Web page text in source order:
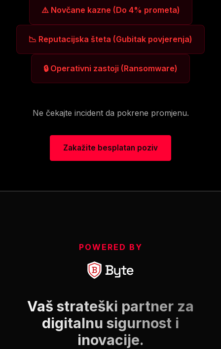
⚠️ Novčane kazne (Do 4% prometa)
📉 Reputacijska šteta (Gubitak povjerenja)
🔒 Operativni zastoji (Ransomware)
Ne čekajte incident da pokrene promjenu.
Zakažite besplatan poziv
POWERED BY
Vaš strateški partner za
digitalnu sigurnost i
inovacije.